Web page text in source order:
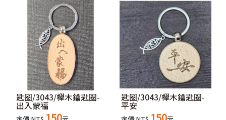
匙圈/3043/櫸木鑰匙圈-
出入蒙福
150
匙圈/3043/櫸木鑰匙圈-
平安
150